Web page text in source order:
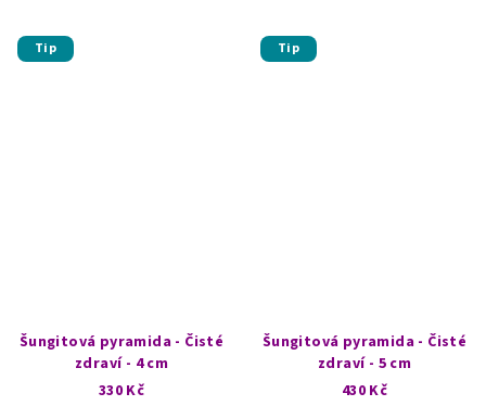
Tip
Šungitová pyramida - Čisté
zdraví - 4 cm
330 Kč
Tip
Šungitová pyramida - Čisté
zdraví - 5 cm
430 Kč